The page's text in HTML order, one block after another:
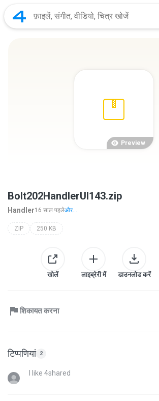
Preview
Bolt202HandlerUI143.zip
Handler16 साल पहलेऔर...
ZIP 250 KB
खोलें लाइब्रेरी में डाउनलोड करें
शिकायत करना
टिप्पणियां 2
I like 4shared